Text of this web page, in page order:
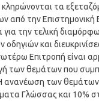
τα
από την Επιστημονική
για την τελική
οδηγιών και
Επιτροπή είναι
των θεμάτων που
των θεμάτων
Γλώσσας και 10%